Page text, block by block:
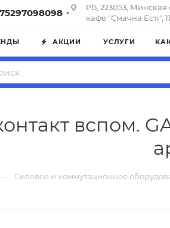
РБ, 223053,
кафе "Смачна Естi",
АКЦИИ УСЛУГИ
вспом.
— Силовое и коммутационное